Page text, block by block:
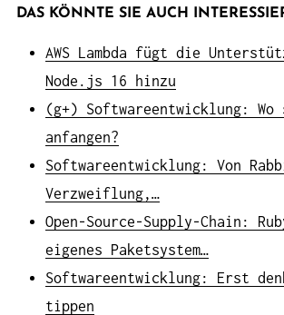
DAS KÖNNTE SIE AUCH
AWS Lambda fügt die
Node.js 16 hinzu
(g+) Softwareentwicklung:
anfangen?
Softwareentwicklung: Von
Verzweiflung,…
Open-Source-Supply-Chain:
eigenes Paketsystem…
Softwareentwicklung: Erst
tippen